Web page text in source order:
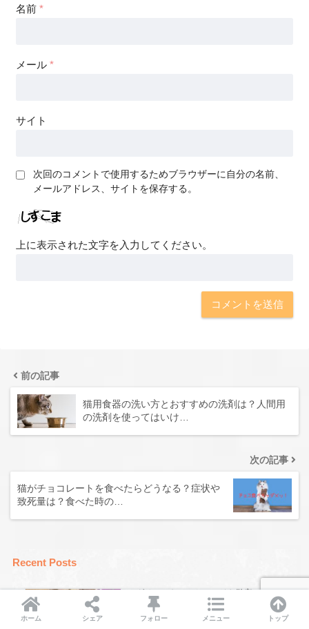
名前 *
メール *
サイト
次回のコメントで使用するためブラウザーに自分の名前、
メールアドレス、サイトを保存する。
上に表示された文字を入力してください。
前の記事
猫用食器の洗い方とおすすめの洗剤は？人間用
の洗剤を使ってはいけ…
次の記事
猫がチョコレートを食べたらどうなる？症状や
致死量は？食べた時の…
Recent Posts
ー！口コミ評判・成分もチェック！
ホーム シェア フォロー メニュー トップ